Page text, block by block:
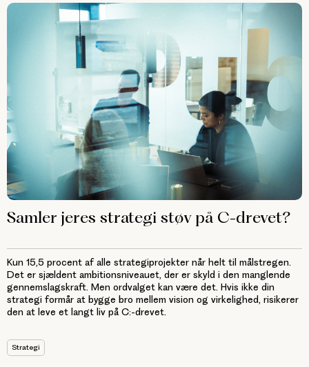
Samler jeres strategi støv på C-drevet?
Kun 15,5 procent af alle strategiprojekter når helt til målstregen.
Det er sjældent ambitionsniveauet, der er skyld i den manglende
gennemslagskraft. Men ordvalget kan være det. Hvis ikke din
strategi formår at bygge bro mellem vision og virkelighed, risikerer
den at leve et langt liv på C:-drevet.
Strategi